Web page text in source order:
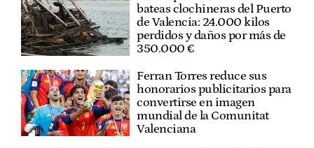
bateas clochineras del Puerto
de Valencia: 24.000 kilos
perdidos y daños por más de
350.000 €
Ferran Torres reduce sus
honorarios publicitarios para
convertirse en imagen
mundial de la Comunitat
Valenciana